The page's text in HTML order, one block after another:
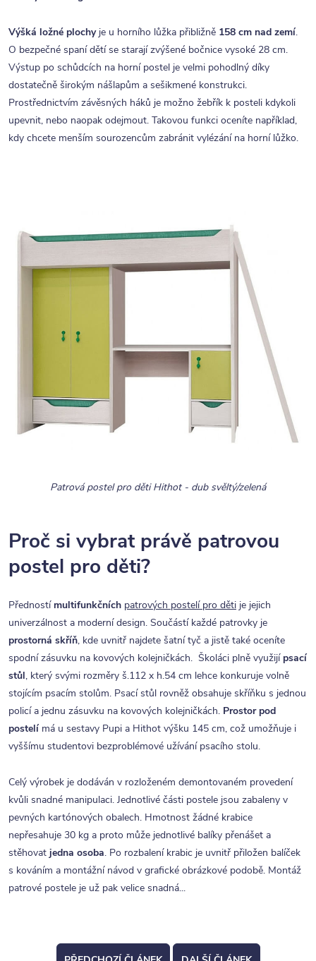
Výšká ložné plochy je u horního lůžka přibližně 158 cm nad zemí.
O bezpečné spaní dětí se starají zvýšené bočnice vysoké 28 cm.
Výstup po schůdcích na horní postel je velmi pohodlný díky
dostatečně širokým nášlapům a sešikmené konstrukci.
Prostřednictvím závěsných háků je možno žebřík k posteli kdykoli
upevnit, nebo naopak odejmout. Takovou funkci oceníte například,
kdy chcete menším sourozencům zabránit vylézání na horní lůžko.
Patrová postel pro děti Hithot - dub svěltý/zelená
Proč si vybrat právě patrovou
postel pro děti?
Předností multifunkčních patrových postelí pro děti je jejich
univerzálnost a moderní design. Součástí každé patrovky je
prostorná skříň, kde uvnitř najdete šatní tyč a jistě také oceníte
spodní zásuvku na kovových kolejničkách. Školáci plně využijí psací
stůl, který svými rozměry š.112 x h.54 cm lehce konkuruje volně
stojícím psacím stolům. Psací stůl rovněž obsahuje skříňku s jednou
policí a jednu zásuvku na kovových kolejničkách. Prostor pod
postelí má u sestavy Pupi a Hithot výšku 145 cm, což umožňuje i
vyššímu studentovi bezproblémové užívání psacího stolu.
Celý výrobek je dodáván v rozloženém demontovaném provedení
kvůli snadné manipulaci. Jednotlivé části postele jsou zabaleny v
pevných kartónových obalech. Hmotnost žádné krabice
nepřesahuje 30 kg a proto může jednotlivé balíky přenášet a
stěhovat jedna osoba. Po rozbalení krabic je uvnitř přiložen balíček
s kováním a montážní návod v grafické obrázkové podobě. Montáž
patrové postele je už pak velice snadná...